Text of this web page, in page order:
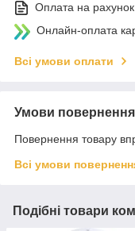
Оплата на рахунок
Онлайн-оплата
Всі умови оплати
Умови повернення
Повернення товару
Всі умови
Подібні товари